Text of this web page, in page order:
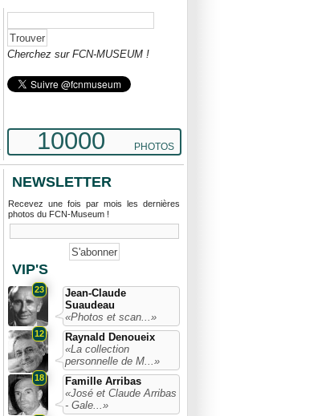
Cherchez sur FCN-MUSEUM !
10000 PHOTOS
NEWSLETTER
Recevez une fois par mois les dernières
photos du FCN-Museum !
VIP'S
23
Jean-Claude
Suaudeau
«Photos et scan...»
12
Raynald Denoueix
«La collection
personnelle de M...»
18
Famille Arribas
«José et Claude Arribas
- Gale...»